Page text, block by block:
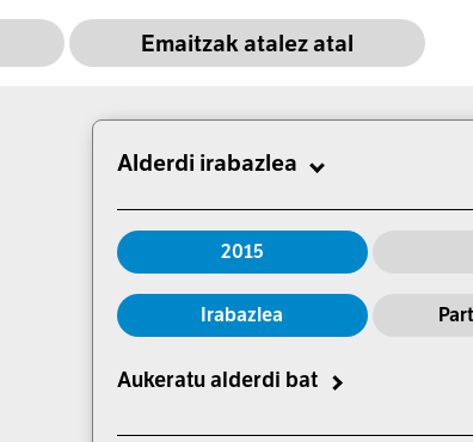
Emaitzak atalez atal
Alderdi irabazlea
2015
Irabazlea
Aukeratu alderdi bat